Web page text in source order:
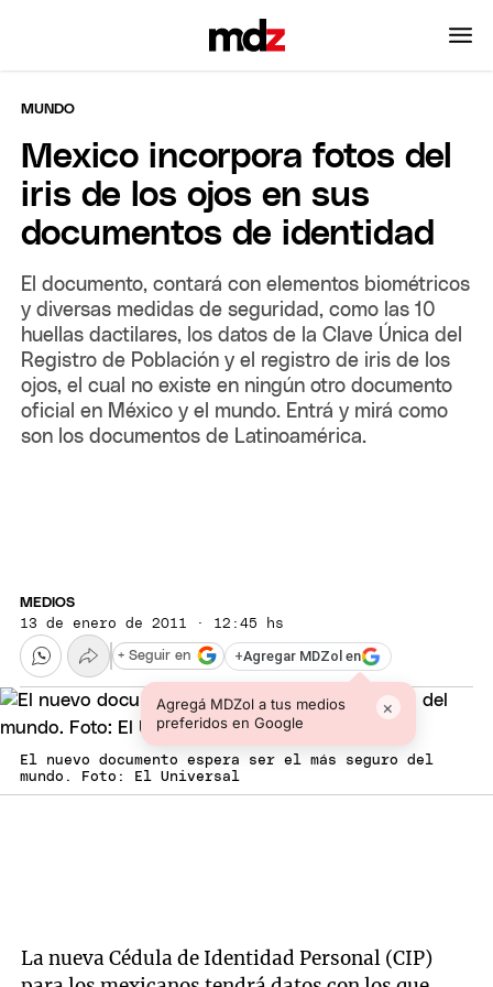
MUNDO
Mexico incorpora fotos del
iris de los ojos en sus
documentos de identidad
El documento, contará con elementos biométricos
y diversas medidas de seguridad, como las 10
huellas dactilares, los datos de la Clave Única del
Registro de Población y el registro de iris de los
ojos, el cual no existe en ningún otro documento
oficial en México y el mundo. Entrá y mirá como
son los documentos de Latinoamérica.
MEDIOS
13 de enero de 2011 · 12:45 hs
+Agregar MDZol en
Agregá MDZol a tus medios
preferidos en Google
×
+ Seguir en
El nuevo documento espera ser el más seguro del
mundo. Foto: El Universal
La nueva Cédula de Identidad Personal (CIP)